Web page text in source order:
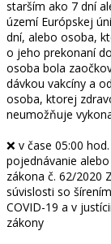
starším ako 7 dní
území Európskej
dní, alebo osoba,
o jeho prekonaní
osoba bola
dávkou vakcíny a
osoba, ktorej
neumožňuje
❌ v čase 05:00
pojednávanie
zákona č. 62/2020
súvislosti so
COVID-19 a v
zákony